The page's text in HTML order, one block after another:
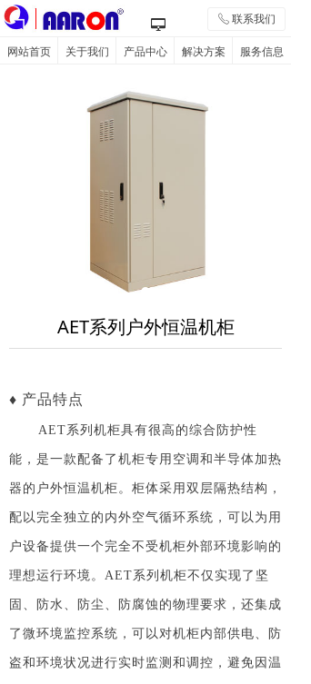
ꂅ 联系我们
넡
网站首页 关于我们 产品中心 解决方案 服务信息
AET系列户外恒温机柜
♦ 产品特点
AET系列机柜具有很高的综合防护性
能，是一款配备了机柜专用空调和半导体加热
器的户外恒温机柜。柜体采用双层隔热结构，
配以完全独立的内外空气循环系统，可以为用
户设备提供一个完全不受机柜外部环境影响的
理想运行环境。AET系列机柜不仅实现了坚
固、防水、防尘、防腐蚀的物理要求，还集成
了微环境监控系统，可以对机柜内部供电、防
盗和环境状况进行实时监测和调控，避免因温